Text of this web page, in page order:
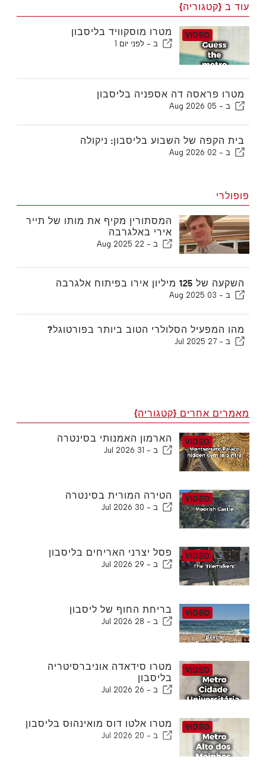
עוד ב {קטגוריה}
מטרו מוסקוויד בליסבון
ב - לפני יום 1
מטרו פראסה דה אספניה בליסבון
ב - 05 Aug 2026
בית הקפה של השבוע בליסבון: ניקולה
ב - 02 Aug 2026
פופולרי
המסתורין מקיף את מותו של תייר
אירי באלגרבה
ב - 22 Aug 2025
השקעה של 125 מיליון אירו בפיתוח אלגרבה
ב - 03 Aug 2025
מהו המפעיל הסלולרי הטוב ביותר בפורטוגל?
ב - 27 Jul 2025
מאמרים אחרים {קטגוריה}
הארמון האמנותי בסינטרה
ב - 31 Jul 2026
הטירה המורית בסינטרה
ב - 30 Jul 2026
פסל יצרני האריחים בליסבון
ב - 29 Jul 2026
בריחת החוף של ליסבון
ב - 28 Jul 2026
מטרו סידאדה אוניברסיטריה
בליסבון
ב - 26 Jul 2026
מטרו אלטו דוס מואינהוס בליסבון
ב - 20 Jul 2026